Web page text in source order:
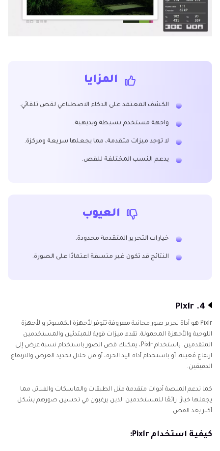
المزايا
الكشف المعتمد على الذكاء الاصطناعي لقص تلقائي.
واجهة مستخدم بسيطة وبديهية.
لا توجد ميزات متقدمة، مما يجعلها سريعة ومركزة.
يدعم النسب المختلفة للقص.
العيوب
خيارات التحرير المتقدمة محدودة.
النتائج قد تكون غير متسقة اعتمادًا على الصورة.
4. Pixlr
Pixlr هو أداة تحرير صور مجانية معروفة تتوفر لأجهزة الكمبيوتر والأجهزة
اللوحية والأجهزة المحمولة. تقدم ميزات قوية للمبتدئين والمستخدمين
المتقدمين. باستخدام Pixlr، يمكنك قص الصور باستخدام نسبة عرض إلى
ارتفاع مُعينة، أو باستخدام أداة اليد الحرة، أو من خلال تحديد العرض والارتفاع
الدقيقين.
كما تدعم المنصة أدوات متقدمة مثل الطبقات والماسكات والفلاتر، مما
يجعلها خيارًا رائعًا للمستخدمين الذين يرغبون في تحسين صورهم بشكل
أكبر بعد القص.
كيفية استخدام Pixlr: